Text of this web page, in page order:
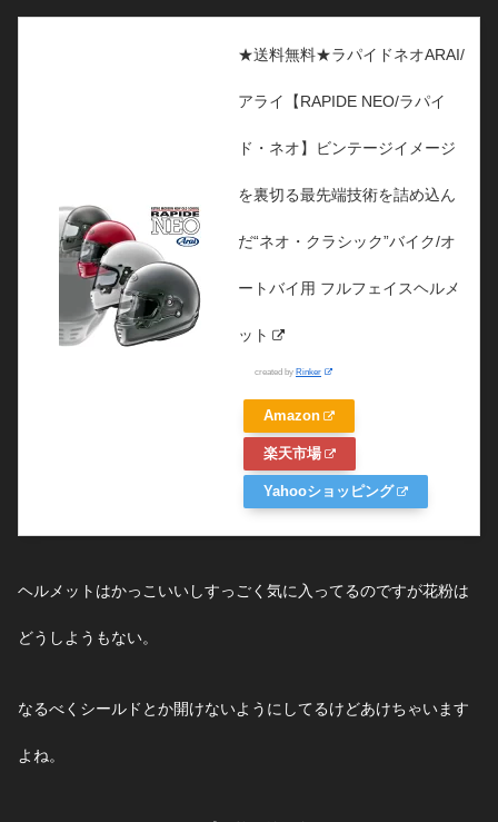
★送料無料★ラパイドネオARAI/
アライ【RAPIDE NEO/ラパイ
ド・ネオ】ビンテージイメージ
を裏切る最先端技術を詰め込ん
だ“ネオ・クラシック”バイク/オ
ートバイ用 フルフェイスヘルメ
ット
created by Rinker
Amazon
楽天市場
Yahooショッピング
ヘルメットはかっこいいしすっごく気に入ってるのですが花粉は
どうしようもない。
なるべくシールドとか開けないようにしてるけどあけちゃいます
よね。